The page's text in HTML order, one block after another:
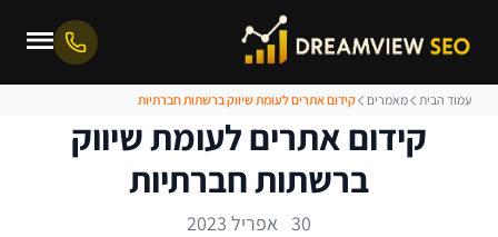
עמוד הבית מאמרים קידום אתרים לעומת שיווק ברשתות חברתיות
קידום אתרים לעומת שיווק
ברשתות חברתיות
30 אפריל 2023